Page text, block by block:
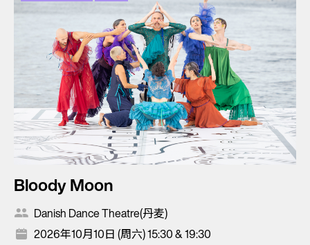
Bloody Moon
Danish Dance Theatre(丹麦)
2026年10月10日 (周六) 15:30 & 19:30